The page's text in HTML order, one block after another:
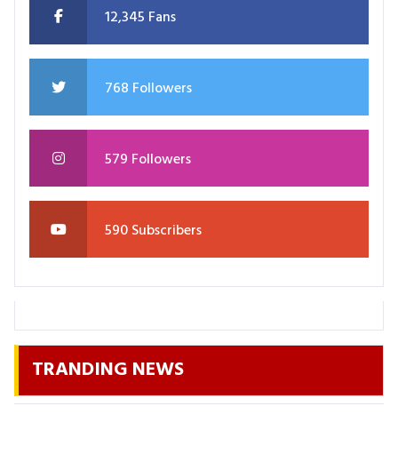
12,345 Fans
768 Followers
579 Followers
590 Subscribers
TRANDING NEWS